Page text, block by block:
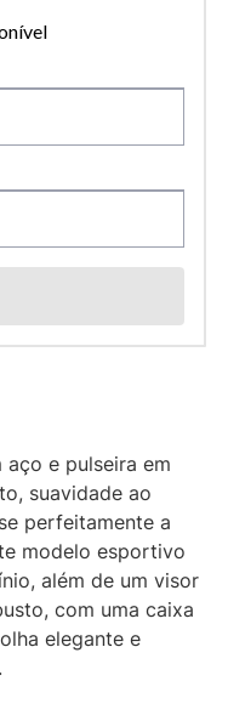
e pulseira em
suavidade ao
perfeitamente a
modelo esportivo
além de um visor
com uma caixa
elegante e